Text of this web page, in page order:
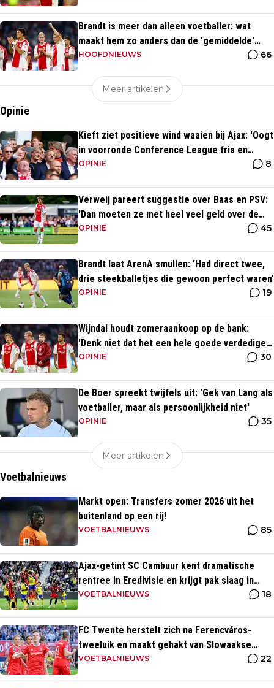
Brandt is meer dan alleen voetballer: wat
maakt hem zo anders dan de 'gemiddelde'
voetballer?
HOOFDNIEUWS 66
Meer artikelen
Opinie
Kieft ziet positieve wind waaien bij Ajax: 'Oogt
in voorronde Conference League fris en
energiek'
OPINIE 8
Verweij pareert suggestie over Baas en PSV:
'Dan moeten ze met heel veel geld over de
brug komen'
OPINIE 45
Brandt laat ArenA smullen: 'Had direct twee,
drie steekballetjes die gewoon perfect waren'
OPINIE 19
Wijndal houdt zomeraankoop op de bank:
'Denk niet dat het een hele goede verdediger
is'
OPINIE 30
De Boer spreekt twijfels uit: 'Gek van Lang als
voetballer, maar als persoonlijkheid niet'
OPINIE 35
Meer artikelen
Voetbalnieuws
Markt open: Transfers zomer 2026 uit het
buitenland op een rij!
VOETBALNIEUWS 85
Ajax-getint SC Cambuur kent dramatische
rentree in Eredivisie en krijgt pak slaag in
eigen huis
VOETBALNIEUWS 18
FC Twente herstelt zich na Ferencváros-
tweeluik en maakt gehakt van Slowaakse
opponent
VOETBALNIEUWS 22